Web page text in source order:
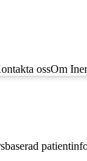
ossOm